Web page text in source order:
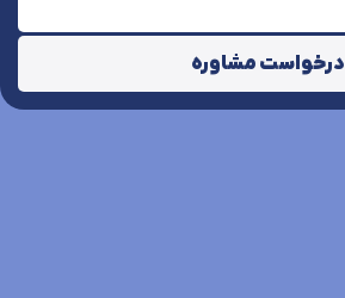
درخواست مشاوره